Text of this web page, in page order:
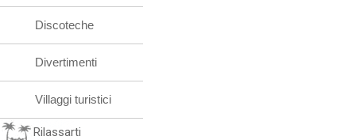
Discoteche
Divertimenti
Villaggi turistici
Rilassarti